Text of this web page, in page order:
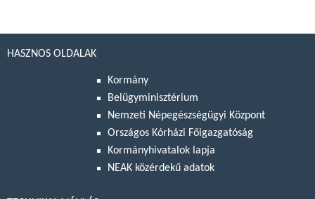
HASZNOS OLDALAK
Kormány
Belügyminisztérium
Nemzeti Népegészségügyi Központ
Országos Kórházi Főigazgatóság
Kormányhivatalok lapja
NEAK közérdekű adatok